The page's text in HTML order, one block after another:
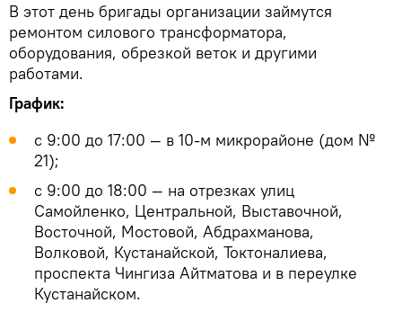
В этот день бригады организации займутся
ремонтом силового трансформатора,
оборудования, обрезкой веток и другими
работами.
График:
с 9:00 до 17:00 — в 10-м микрорайоне (дом №
21);
с 9:00 до 18:00 — на отрезках улиц
Самойленко, Центральной, Выставочной,
Восточной, Мостовой, Абдрахманова,
Волковой, Кустанайской, Токтоналиева,
проспекта Чингиза Айтматова и в переулке
Кустанайском.